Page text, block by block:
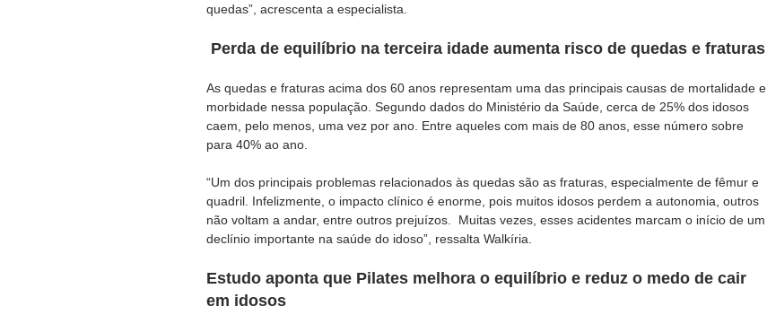
quedas”, acrescenta a especialista.
Perda de equilíbrio na terceira idade aumenta risco de quedas e fraturas
As quedas e fraturas acima dos 60 anos representam uma das principais causas de mortalidade e
morbidade nessa população. Segundo dados do Ministério da Saúde, cerca de 25% dos idosos
caem, pelo menos, uma vez por ano. Entre aqueles com mais de 80 anos, esse número sobre
para 40% ao ano.
“Um dos principais problemas relacionados às quedas são as fraturas, especialmente de fêmur e
quadril. Infelizmente, o impacto clínico é enorme, pois muitos idosos perdem a autonomia, outros
não voltam a andar, entre outros prejuízos.  Muitas vezes, esses acidentes marcam o início de um
declínio importante na saúde do idoso”, ressalta Walkíria.
Estudo aponta que Pilates melhora o equilíbrio e reduz o medo de cair
em idosos